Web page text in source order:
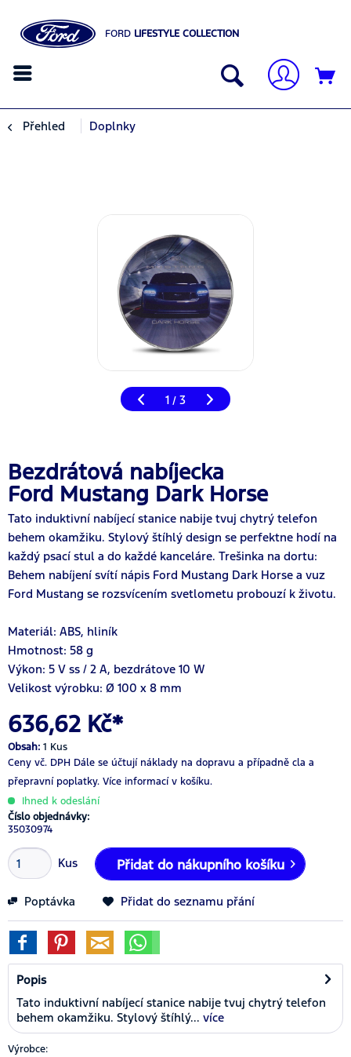
FORD LIFESTYLE COLLECTION
Přehled Doplnky
1 / 3
Bezdrátová nabíjecka
Ford Mustang Dark Horse
Tato induktivní nabíjecí stanice nabije tvuj chytrý telefon
behem okamžiku. Stylový štíhlý design se perfektne hodí na
každý psací stul a do každé kanceláre. Trešinka na dortu:
Behem nabíjení svítí nápis Ford Mustang Dark Horse a vuz
Ford Mustang se rozsvícením svetlometu probouzí k životu.
Materiál: ABS, hliník
Hmotnost: 58 g
Výkon: 5 V ss / 2 A, bezdrátove 10 W
Velikost výrobku: Ø 100 x 8 mm
636,62 Kč*
Obsah: 1 Kus
Ceny vč. DPH Dále se účtují náklady na dopravu a případně cla a
přepravní poplatky. Více informací v košíku.
Ihned k odeslání
Číslo objednávky:
35030974
Kus Přidat do nákupního košíku
Poptávka Přidat do seznamu přání
Popis
Tato induktivní nabíjecí stanice nabije tvuj chytrý telefon
behem okamžiku. Stylový štíhlý... více
Výrobce: